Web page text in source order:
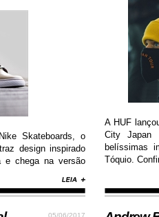
Skateboards, o
design inspirado
e chega na versão
maior aderência.
05/06/2017
A HUF
City Japan
belíssimas
Tóquio.